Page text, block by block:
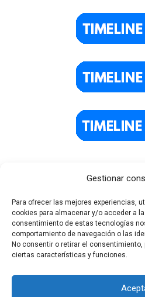
Gestionar
Para ofrecer las mejores experiencias,
cookies para almacenar y/o acceder a
consentimiento de estas tecnologías
comportamiento de navegación o las
No consentir o retirar el
ciertas características y funciones.
Todos los derechos © 2026 El